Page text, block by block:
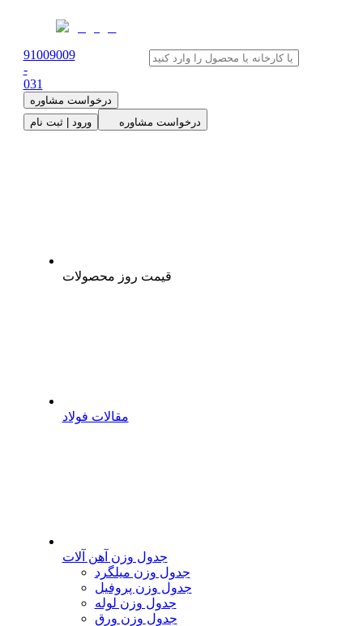
91009009
-
031
درخواست مشاوره
ورود | ثبت نام
درخواست مشاوره
قیمت روز محصولات
مقالات فولاد
جدول وزن آهن آلات
جدول وزن میلگرد
جدول وزن پروفیل
جدول وزن لوله
جدول وزن ورق